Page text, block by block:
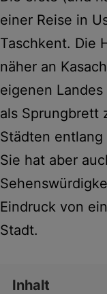
einer Reise in
Taschkent. Die
näher an
eigenen
als Sprungbrett
Städten
Sie hat aber
Eindruck von
Stadt.
Inhalt